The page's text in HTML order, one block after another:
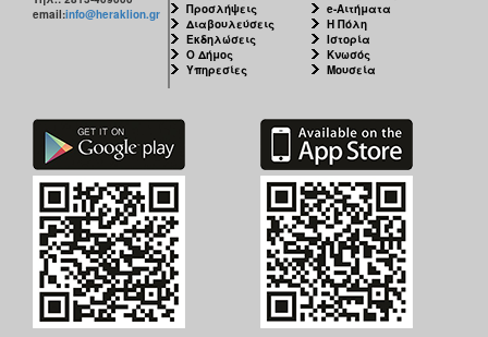
ΔΗΜΟΤΗΣ
ΗΡΑΚΛΕΙΟ
ΓΙΑ...
email:info@heraklion.gr
Προσλήψεις
Διαβουλεύσεις
Εκδηλώσεις
Ο Δήμος
Υπηρεσίες
e-Αιτήματα
Η Πόλη
Ιστορία
Κνωσός
Μουσεία